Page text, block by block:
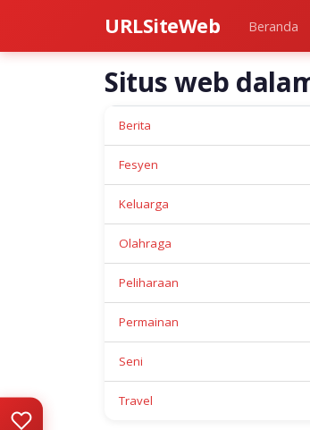
URLSiteWeb Beranda
Situs web
Berita
Fesyen
Keluarga
Olahraga
Peliharaan
Permainan
Seni
Travel